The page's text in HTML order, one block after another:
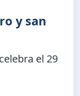
y san
el 29